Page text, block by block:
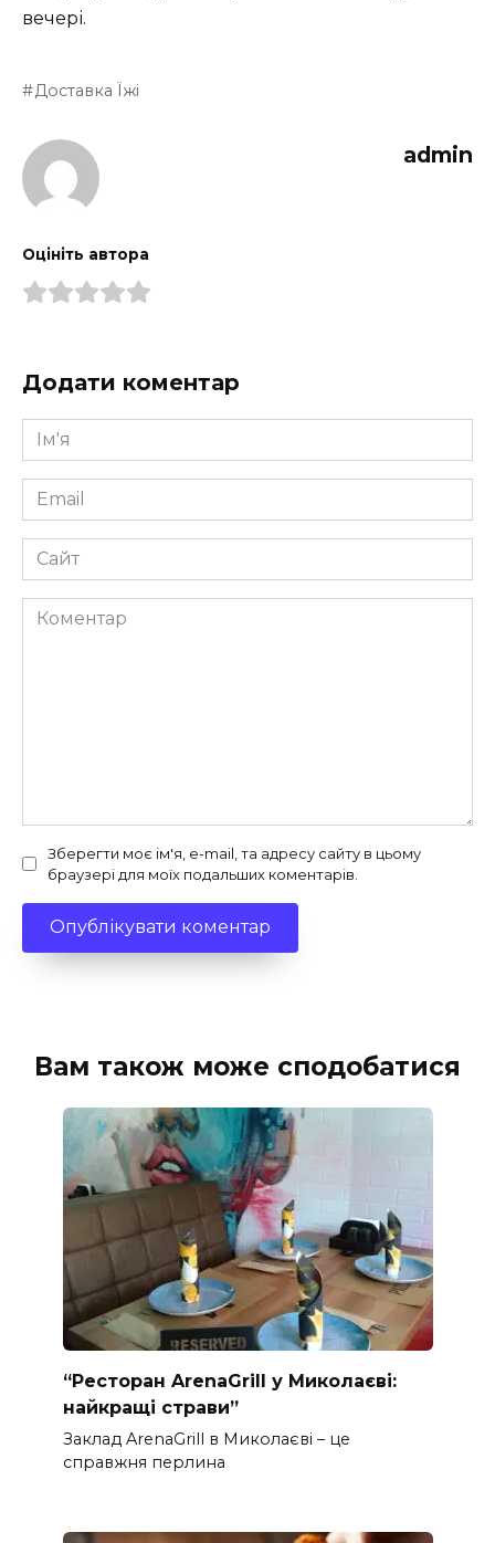
вечері.
Доставка Їжі
admin
Оцініть автора
Додати коментар
Ім'я
*
Email
*
Сайт
Коментар
Зберегти моє ім'я, e-mail, та адресу сайту в цьому
браузері для моїх подальших коментарів.
Вам також може сподобатися
“Ресторан ArenaGrill у Миколаєві:
найкращі страви”
Заклад ArenaGrill в Миколаєві – це
справжня перлина